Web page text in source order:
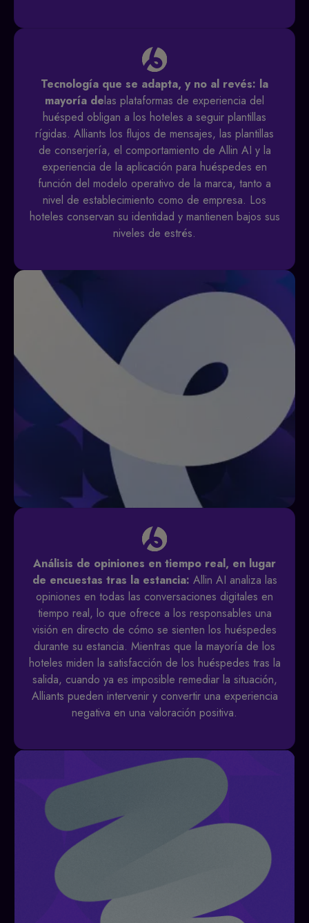
Tecnología que se adapta, y no al revés: la
mayoría delas plataformas de experiencia del
huésped obligan a los hoteles a seguir plantillas
rígidas. Alliants los flujos de mensajes, las plantillas
de conserjería, el comportamiento de Allin AI y la
experiencia de la aplicación para huéspedes en
función del modelo operativo de la marca, tanto a
nivel de establecimiento como de empresa. Los
hoteles conservan su identidad y mantienen bajos sus
niveles de estrés.
Análisis de opiniones en tiempo real, en lugar
de encuestas tras la estancia: Allin AI analiza las
opiniones en todas las conversaciones digitales en
tiempo real, lo que ofrece a los responsables una
visión en directo de cómo se sienten los huéspedes
durante su estancia. Mientras que la mayoría de los
hoteles miden la satisfacción de los huéspedes tras la
salida, cuando ya es imposible remediar la situación,
Alliants pueden intervenir y convertir una experiencia
negativa en una valoración positiva.